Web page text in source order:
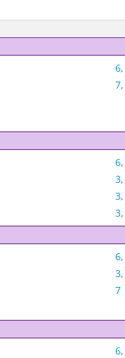
6,
7,
6,
3,
3,
3,
6,
3,
7
6,